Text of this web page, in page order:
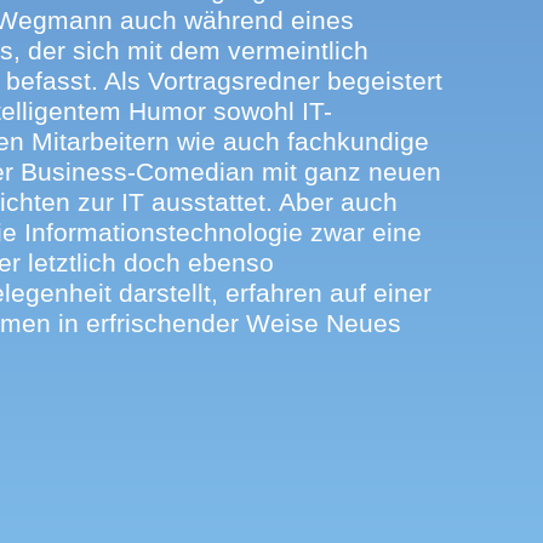
auch während eines
der sich mit dem vermeintlich
Als Vortragsredner begeistert
Humor sowohl IT-
Mitarbeitern wie auch fachkundige
Business-Comedian mit ganz neuen
zur IT ausstattet. Aber auch
Informationstechnologie zwar eine
letztlich doch ebenso
darstellt, erfahren auf einer
in erfrischender Weise Neues
Jahresrückblick in einem IT-